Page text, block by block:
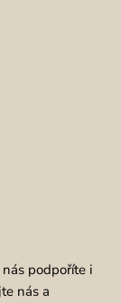
podpoříte i
nás a